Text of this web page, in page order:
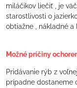
miláčikov liečiť , je
starostlivosti o
obtiažne , nákladné a
Možné príčiny
Pridávanie rýb z
prípadne dostaneme